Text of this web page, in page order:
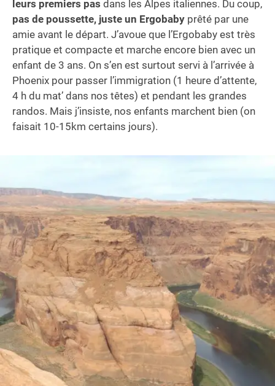
leurs premiers pas dans les Alpes italiennes. Du coup,
pas de poussette, juste un Ergobaby prêté par une
amie avant le départ. J’avoue que l’Ergobaby est très
pratique et compacte et marche encore bien avec un
enfant de 3 ans. On s’en est surtout servi à l’arrivée à
Phoenix pour passer l’immigration (1 heure d’attente,
4 h du mat’ dans nos têtes) et pendant les grandes
randos. Mais j’insiste, nos enfants marchent bien (on
faisait 10-15km certains jours).